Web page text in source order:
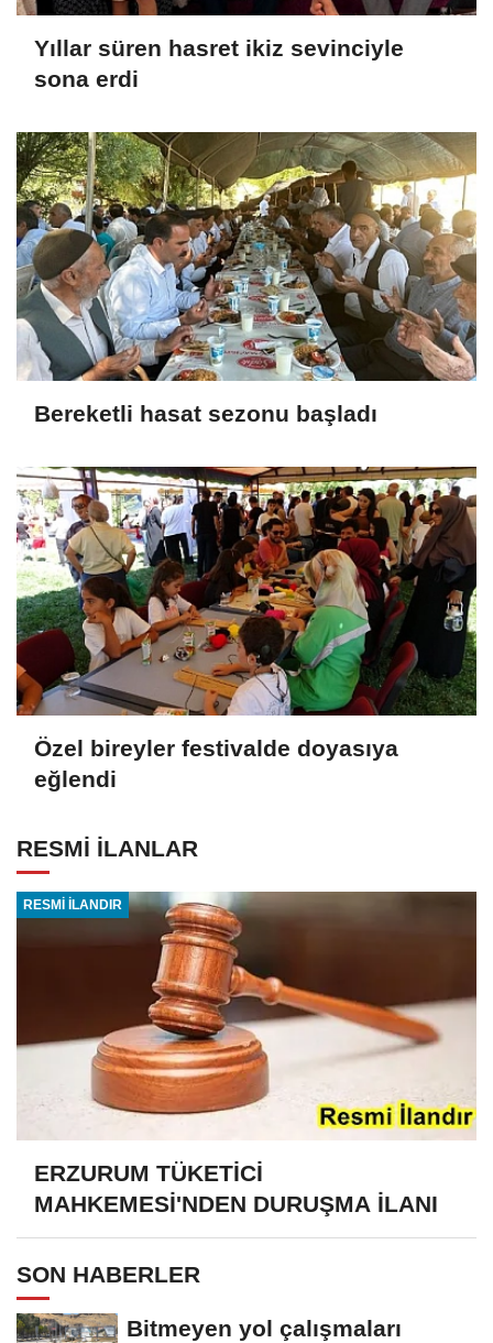
Yıllar süren hasret ikiz sevinciyle
sona erdi
Bereketli hasat sezonu başladı
Özel bireyler festivalde doyasıya
eğlendi
RESMİ İLANLAR
RESMİ İLANDIR
ERZURUM TÜKETİCİ
MAHKEMESİ'NDEN DURUŞMA İLANI
SON HABERLER
Bitmeyen yol çalışmaları